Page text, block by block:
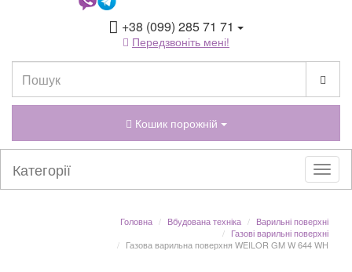
+38 (099) 285 71 71
Передзвоніть мені!
Кошик порожній
Категорії
Головна Вбудована техніка
Варильні поверхні
Газові варильні поверхні
Газова варильна поверхня WEILOR GM W 644 WH